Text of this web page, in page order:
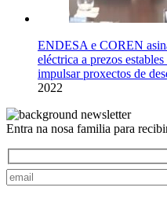
ENDESA e COREN
eléctrica a prezos
impulsar proxectos de
2022
Entra na nosa familia para